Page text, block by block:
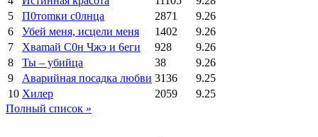
5
П0тоmки c0лнцa 2871
9.26
6
Убей меня, исцели меня 1402
9.26
7
Xваmай С0н Чжэ и 6еги 928
9.26
8
Ты – убийца 38
9.26
9
Аварийная посадка любви 3136
9.25
10 Хилер 2059
9.25
Полный список »